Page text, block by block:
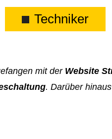
Techniker
mit der Website
. Darüber